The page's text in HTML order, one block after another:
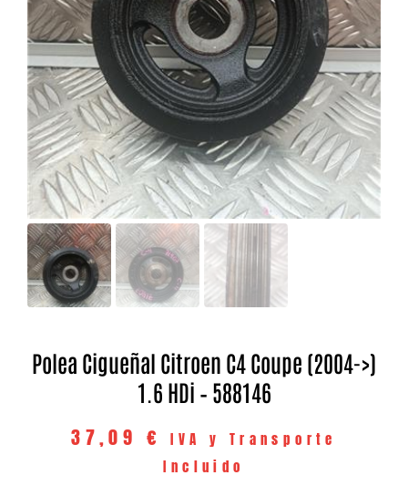
Polea Cigueñal Citroen C4 Coupe (2004->)
1.6 HDi – 588146
37,09 €
IVA y Transporte
Incluido